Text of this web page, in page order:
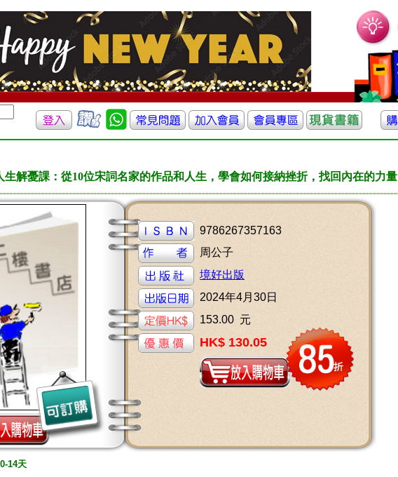
生解憂課：從10位宋詞名家的作品和人生，學會如何接納挫折，找回內在的力量
14天
9786267357163
周公子
境好出版
2024年4月30日
153.00 元
HK$ 130.05